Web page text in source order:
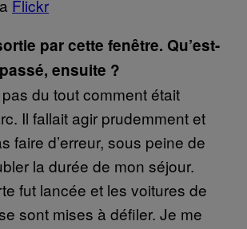
Flickr
par cette fenêtre. Qu’est-
ensuite ?
du tout comment était
Il fallait agir prudemment et
faire d’erreur, sous peine de
la durée de mon séjour.
fut lancée et les voitures de
sont mises à défiler. Je me